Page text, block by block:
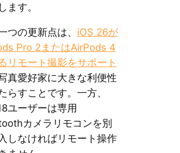
ます。
つの更新点は、 iOS 26が
Pro 2またはAirPods 4
リモート撮影をサポート
真愛好家に大きな利便性
らすことです。一方、
ユーザーは専用
カメラリモコンを別
しなければリモート操作